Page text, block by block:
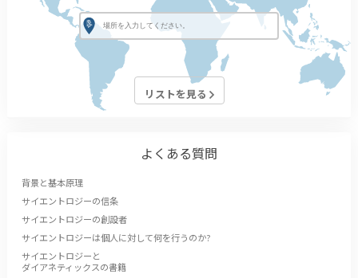
リストを見る
よくある質問
背景と基本原理
サイエントロジーの信条
サイエントロジーの創設者
サイエントロジーは個人に対して何を行うのか?
サイエントロジーと
ダイアネティックスの書籍